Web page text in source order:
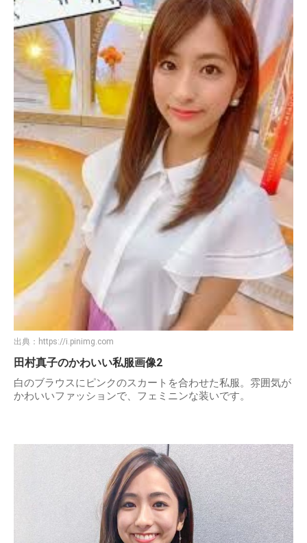
出典： https://i.pinimg.com
田村真子のかわいい私服画像2
白のブラウスにピンクのスカートを合わせた私服。雰囲気が
かわいいファッションで、フェミニンな装いです。